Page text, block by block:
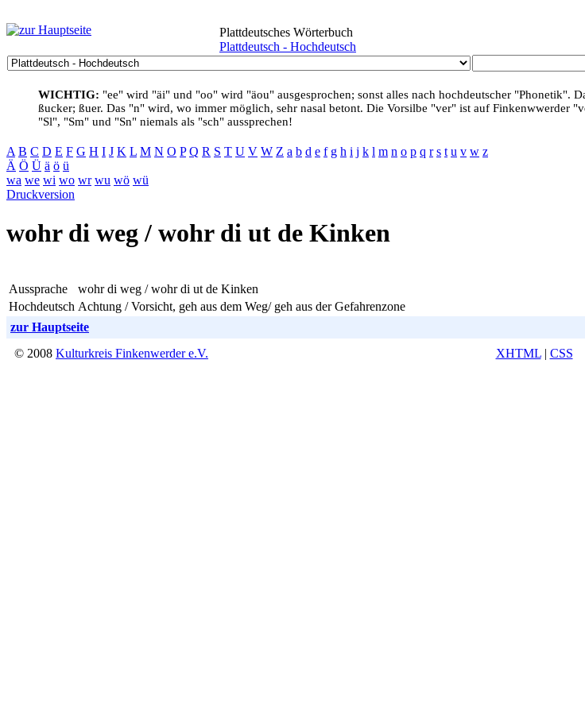
Plattdeutsches Wörterbuch
Plattdeutsch - Hochdeutsch
WICHTIG: "ee" wird "äi" und "oo" wird "äou" ausgesprochen; sonst alles nach hochdeutscher "Phonetik".
ßucker; ßuer. Das "n" wird, wo immer möglich, sehr nasal betont. Die Vorsilbe "ver" ist auf Finkenwwerder
"Sl", "Sm" und "Sn" niemals als "sch" aussprechen!
A B C D E F G H I J K L M N O P Q R S T U V W Z a b d e f g h i j k l m n o p q r s t u v w z
Ä Ö Ü ä ö ü
wa we wi wo wr wu wö wü
Druckversion
wohr di weg / wohr di ut de Kinken
Aussprache
wohr di weg / wohr di ut de Kinken
Hochdeutsch Achtung / Vorsicht, geh aus dem Weg/ geh aus der Gefahrenzone
zur Hauptseite
© 2008 Kulturkreis Finkenwerder e.V. XHTML| CSS